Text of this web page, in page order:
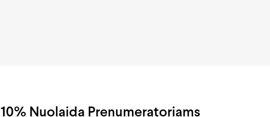
10% Nuolaida Prenumeratoriams